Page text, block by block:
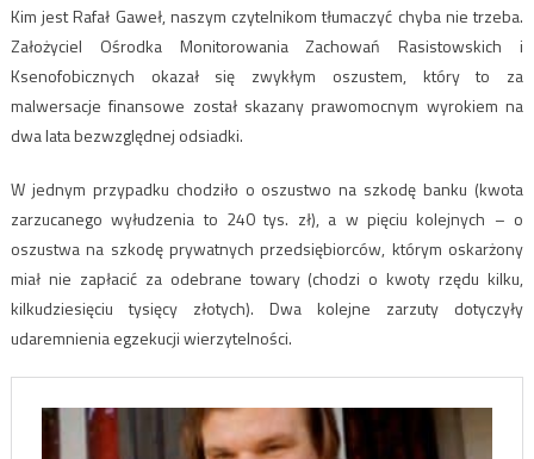
Kim jest Rafał Gaweł, naszym czytelnikom tłumaczyć chyba nie trzeba.
Założyciel Ośrodka Monitorowania Zachowań Rasistowskich i
Ksenofobicznych okazał się zwykłym oszustem, który to za
malwersacje finansowe został skazany prawomocnym wyrokiem na
dwa lata bezwzględnej odsiadki.
W jednym przypadku chodziło o oszustwo na szkodę banku (kwota
zarzucanego wyłudzenia to 240 tys. zł), a w pięciu kolejnych – o
oszustwa na szkodę prywatnych przedsiębiorców, którym oskarżony
miał nie zapłacić za odebrane towary (chodzi o kwoty rzędu kilku,
kilkudziesięciu tysięcy złotych). Dwa kolejne zarzuty dotyczyły
udaremnienia egzekucji wierzytelności.